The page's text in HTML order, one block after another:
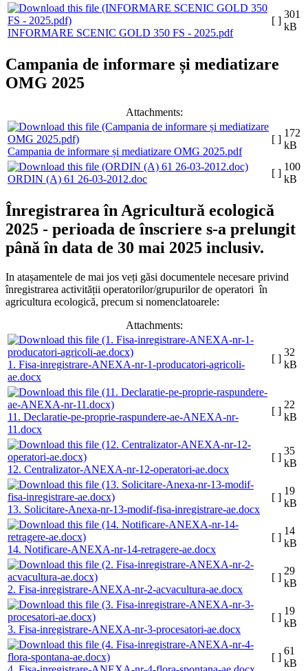
INFORMARE SCENIC GOLD 350 FS - 2025.pdf
[ ]
301
kB
Campania de informare și mediatizare
OMG 2025
Attachments:
Campania de informare și mediatizare OMG 2025.pdf
[ ]
172
kB
ORDIN (A) 61 26-03-2012.doc
[ ]
100
kB
Înregistrarea în Agricultură ecologică
2025 - perioada de înscriere s-a prelungit
până în data de 30 mai 2025 inclusiv.
In atașamentele de mai jos veți găsi documentele necesare privind
înregistrarea activității operatorilor/grupurilor de operatori în
agricultura ecologică, precum si nomenclatoarele:
Attachments:
1. Fisa-inregistrare-ANEXA-nr-1-producatori-agricoli-
ae.docx
[ ]
32
kB
11. Declaratie-pe-proprie-raspundere-ae-ANEXA-nr-
11.docx
[ ]
22
kB
12. Centralizator-ANEXA-nr-12-operatori-ae.docx
[ ]
35
kB
13. Solicitare-Anexa-nr-13-modif-fisa-inregistrare-ae.docx
[ ]
19
kB
14. Notificare-ANEXA-nr-14-retragere-ae.docx
[ ]
14
kB
2. Fisa-inregistrare-ANEXA-nr-2-acvacultura-ae.docx
[ ]
29
kB
3. Fisa-inregistrare-ANEXA-nr-3-procesatori-ae.docx
[ ]
19
kB
[ ]
61
kB